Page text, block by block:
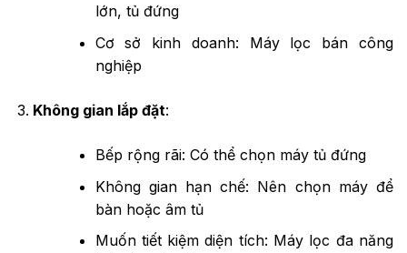
lớn, tủ đứng
Cơ sở kinh doanh: Máy lọc bán công
nghiệp
Không gian lắp đặt:
Bếp rộng rãi: Có thể chọn máy tủ đứng
Không gian hạn chế: Nên chọn máy để
bàn hoặc âm tủ
Muốn tiết kiệm diện tích: Máy lọc đa năng